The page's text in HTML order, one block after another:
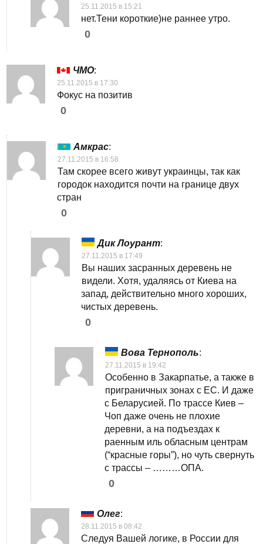
25.11.2015 в 15:21
нет.Тени короткие)не раннее утро.
0
ЧМО:
25.11.2015 в 17:30
Фокус на позитив
0
Амкрас:
27.11.2015 в 16:58
Там скорее всего живут украинцы, так как
городок находится почти на границе двух
стран
0
Дик Лоурант:
27.11.2015 в 17:49
Вы наших засранных деревень не
видели. Хотя, удаляясь от Киева на
запад, действительно много хороших,
чистых деревень.
0
Вова Тернополь:
27.11.2015 в 19:42
Особенно в Закарпатье, а также в
приграничных зонах с ЕС. И даже
с Беларусией. По трассе Киев –
Чоп даже очень не плохие
деревни, а на подъездах к
раенным иль обласным центрам
(“красные горы”), но чуть свернуть
с трассы – ………ОПА.
0
Олег:
28.11.2015 в 08:42
Следуя Вашей логике, в России для